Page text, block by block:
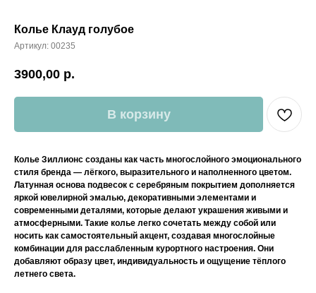
Колье Клауд голубое
Артикул: 00235
3900,00 р.
В корзину
Колье Зиллионс созданы как часть многослойного эмоционального
стиля бренда — лёгкого, выразительного и наполненного цветом.
Латунная основа подвесок с серебряным покрытием дополняется
яркой ювелирной эмалью, декоративными элементами и
современными деталями, которые делают украшения живыми и
атмосферными. Такие колье легко сочетать между собой или
носить как самостоятельный акцент, создавая многослойные
комбинации для расслабленным курортного настроения. Они
добавляют образу цвет, индивидуальность и ощущение тёплого
летнего света.